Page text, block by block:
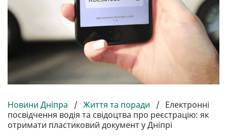
Новини Дніпра / Життя та поради / Електронні
посвідчення водія та свідоцтва про реєстрацію: як
отримати пластиковий документ у Дніпрі